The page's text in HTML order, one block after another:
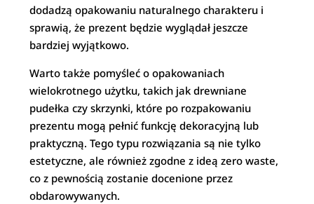
dodadzą opakowaniu naturalnego charakteru i
sprawią, że prezent będzie wyglądał jeszcze
bardziej wyjątkowo.
Warto także pomyśleć o opakowaniach
wielokrotnego użytku, takich jak drewniane
pudełka czy skrzynki, które po rozpakowaniu
prezentu mogą pełnić funkcję dekoracyjną lub
praktyczną. Tego typu rozwiązania są nie tylko
estetyczne, ale również zgodne z ideą zero waste,
co z pewnością zostanie docenione przez
obdarowywanych.